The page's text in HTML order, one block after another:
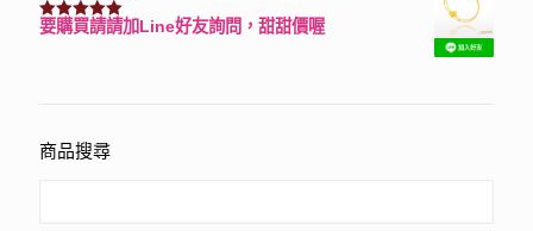
評分3150滿分 5
要購買請請加Line好友詢問，甜甜價喔
商品搜尋